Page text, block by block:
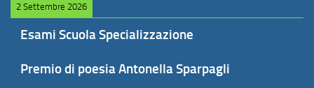
2 Settembre 2026
Esami Scuola Specializzazione
Premio di poesia Antonella Sparpagli